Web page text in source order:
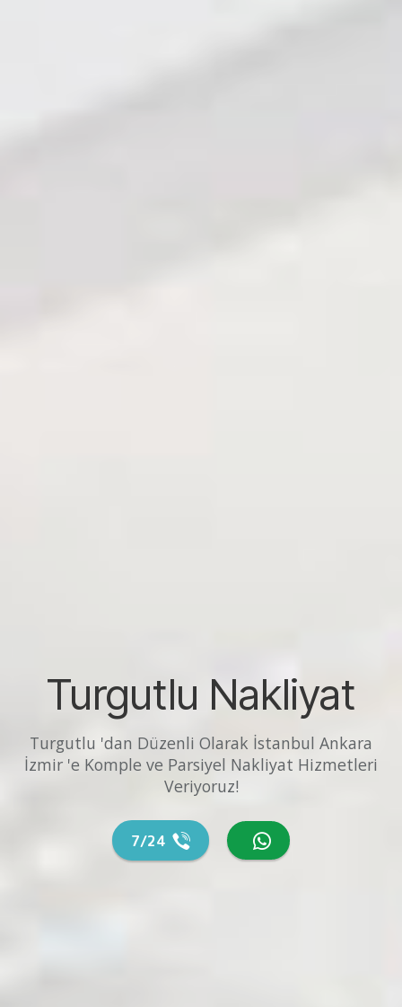
Turgutlu Nakliyat
Turgutlu 'dan Düzenli Olarak İstanbul Ankara
İzmir 'e Komple ve Parsiyel Nakliyat Hizmetleri
Veriyoruz!
7/24